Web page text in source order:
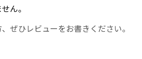
ん。
ぜひレビューをお書きください。